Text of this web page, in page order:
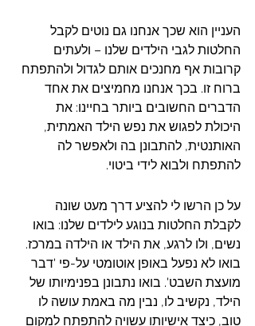
העניין הוא שכך אנחנו גם נוטים לקבל
החלטות לגבי הילדים שלנו – ולעתים
קרובות אף מחנכים אותם לגדול ולהתפתח
ברוח זו. בכך אנחנו מחמיצים את אחד
הדברים החשובים ביותר בחיינו: את
היכולת לפגוש את נפש הילד האמתית,
האותנטית, להתבונן בה ולאפשר לה
להתפתח ולבוא לידי ביטוי.
על כן הרשו לי להציע דרך מעט שונה
לקבלת החלטות בנוגע לילדים שלנו: בואו
נשים, ולו לרגע, את הילד או הילדה במרכז.
בואו לא נפעל באופן אוטומטי על-פי 'דבר
מועצת השבט'. בואו נתבונן בפנימיותו של
הילד, נקשיב לו, נבין מה באמת עושה לו
טוב, כיצד אישיותו עשויה להתפתח למקום